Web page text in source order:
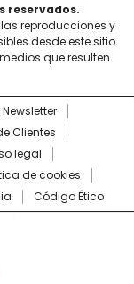
reservados.
las reproducciones y
desde este sitio
que resulten
Newsletter
Clientes
legal
de cookies
Código Ético